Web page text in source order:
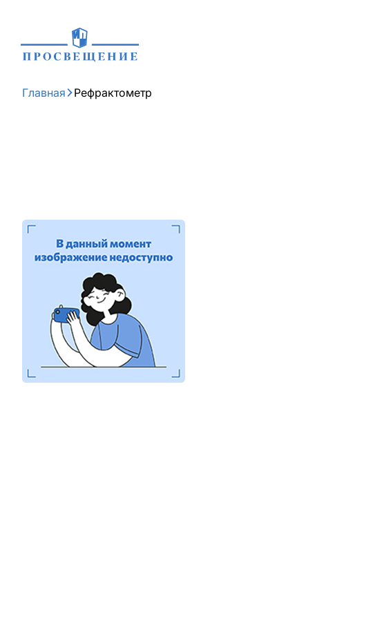
Главная Рефрактометр